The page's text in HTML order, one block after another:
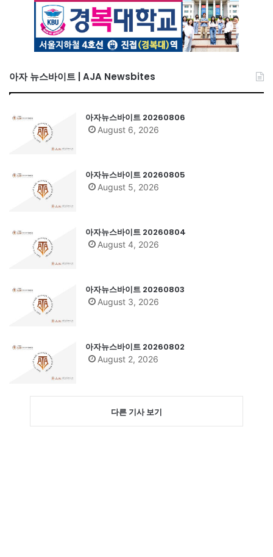
아자 뉴스바이트 | AJA Newsbites
아자뉴스바이트 20260806
August 6, 2026
아자뉴스바이트 20260805
August 5, 2026
아자뉴스바이트 20260804
August 4, 2026
아자뉴스바이트 20260803
August 3, 2026
아자뉴스바이트 20260802
August 2, 2026
다른 기사 보기